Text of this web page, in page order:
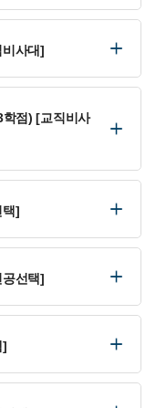
사대]
학점) [교직비사
택]
선택]
]